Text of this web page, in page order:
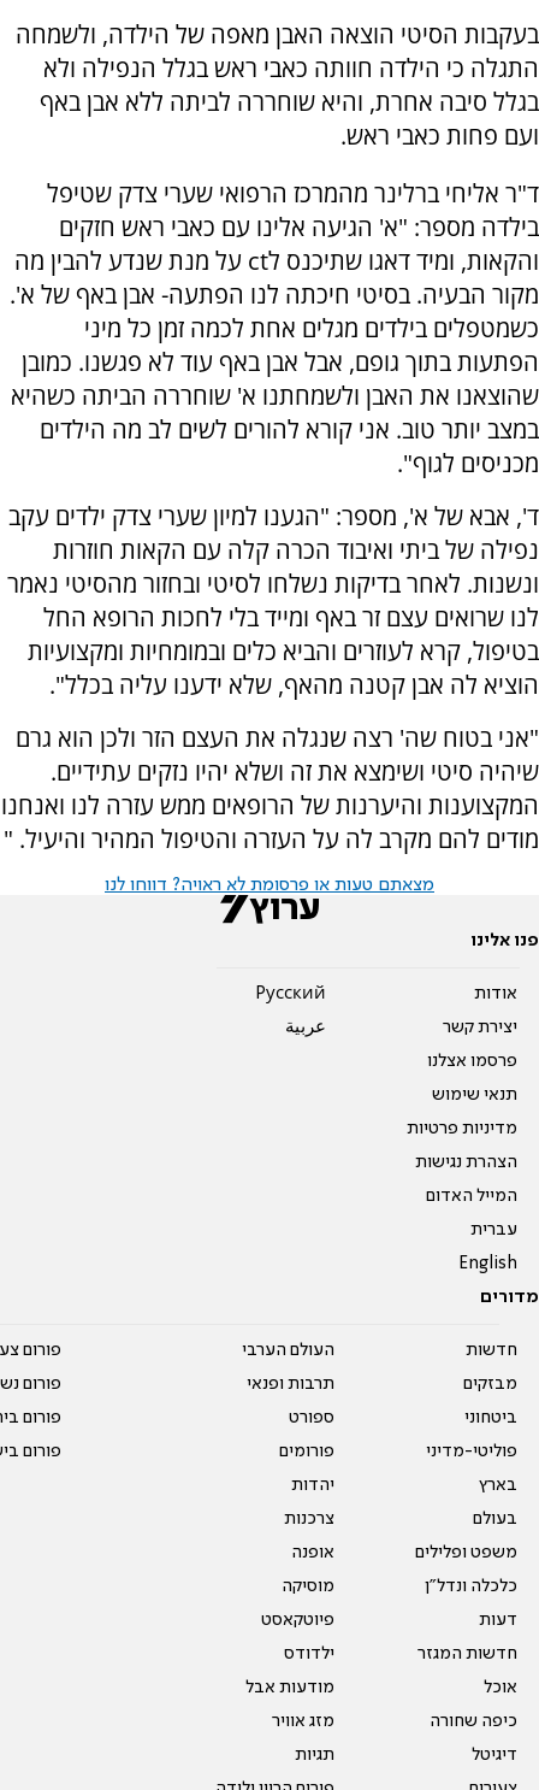
בעקבות הסיטי הוצאה האבן מאפה של הילדה, ולשמחה
התגלה כי הילדה חוותה כאבי ראש בגלל הנפילה ולא
בגלל סיבה אחרת, והיא שוחררה לביתה ללא אבן באף
ועם פחות כאבי ראש.
ד"ר אליחי ברלינר מהמרכז הרפואי שערי צדק שטיפל
בילדה מספר: "א' הגיעה אלינו עם כאבי ראש חזקים
והקאות, ומיד דאגו שתיכנס לct על מנת שנדע להבין מה
מקור הבעיה. בסיטי חיכתה לנו הפתעה- אבן באף של א'.
כשמטפלים בילדים מגלים אחת לכמה זמן כל מיני
הפתעות בתוך גופם, אבל אבן באף עוד לא פגשנו. כמובן
שהוצאנו את האבן ולשמחתנו א' שוחררה הביתה כשהיא
במצב יותר טוב. אני קורא להורים לשים לב מה הילדים
מכניסים לגוף".
ד', אבא של א', מספר: "הגענו למיון שערי צדק ילדים עקב
נפילה של ביתי ואיבוד הכרה קלה עם הקאות חוזרות
ונשנות. לאחר בדיקות נשלחו לסיטי ובחזור מהסיטי נאמר
לנו שרואים עצם זר באף ומייד בלי לחכות הרופא החל
בטיפול, קרא לעוזרים והביא כלים ובמומחיות ומקצועיות
הוציא לה אבן קטנה מהאף, שלא ידענו עליה בכלל".
"אני בטוח שה' רצה שנגלה את העצם הזר ולכן הוא גרם
שיהיה סיטי ושימצא את זה ושלא יהיו נזקים עתידיים.
המקצוענות והיערנות של הרופאים ממש עזרה לנו ואנחנו
מודים להם מקרב לה על העזרה והטיפול המהיר והיעיל. "
מצאתם טעות או פרסומת לא ראויה? דווחו לנו
פנו אלינו
אודות
יצירת קשר
פרסמו אצלנו
תנאי שימוש
מדיניות פרטיות
הצהרת נגישות
המייל האדום
עברית
English
Pусский
عربية
מדורים
חדשות
מבזקים
ביטחוני
פוליטי-מדיני
בארץ
בעולם
משפט ופלילים
כלכלה ונדל"ן
דעות
חדשות המגזר
אוכל
כיפה שחורה
דיגיטל
העולם הערבי
תרבות ופנאי
ספורט
פורומים
יהדות
צרכנות
אופנה
מוסיקה
פיוטקאסט
ילדודס
מודעות אבל
מזג אוויר
תגיות
פורום
פורום
פורום
פורום